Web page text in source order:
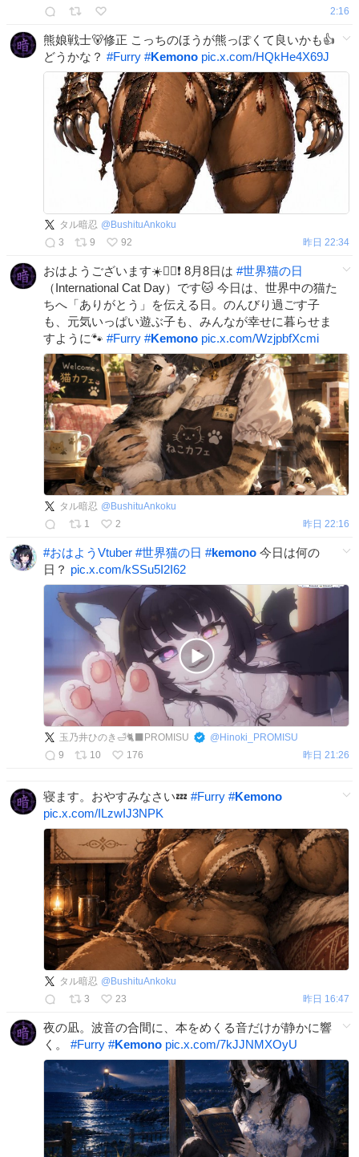
2:16
熊娘戦士🐻修正 こっちのほうが熊っぽくて良いかも👍
どうかな？ #Furry #Kemono pic.x.com/HQkHe4X69J
タル暗忍 @ BushituAnkoku
3
9 92 昨日 22:34
おはようございます☀️🙋‍♀️❗ 8月8日は #世界猫の日
（International Cat Day）です🐱 今日は、世界中の猫た
ちへ「ありがとう」を伝える日。のんびり過ごす子
も、元気いっぱい遊ぶ子も、みんなが幸せに暮らせま
すように🐾 #Furry #Kemono pic.x.com/WzjpbfXcmi
タル暗忍 @ BushituAnkoku
1
2 昨日 22:16
#おはようVtuber #世界猫の日 #kemono 今日は何の
日？ pic.x.com/kSSu5I2I62
玉乃井ひのき🛁🐈‍⬛PROMISU @ Hinoki_PROMISU
9
10 176 昨日 21:26
寝ます。おやすみなさい💤 #Furry #Kemono
pic.x.com/ILzwIJ3NPK
タル暗忍 @ BushituAnkoku
3
23 昨日 16:47
夜の凪。波音の合間に、本をめくる音だけが静かに響
く。 #Furry #Kemono pic.x.com/7kJJNMXOyU